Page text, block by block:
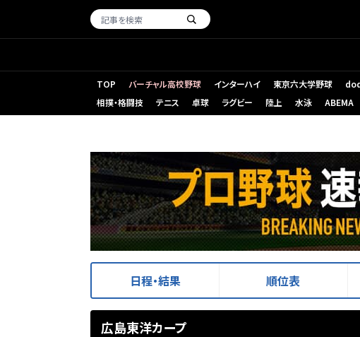
TOP バーチャル高校野球 インターハイ 東京六大学野球 （
相撲・格闘技
テニス 卓球 ラグビー 陸上 水泳 ABEMA
日程・結果 順位表
広島東洋カープ